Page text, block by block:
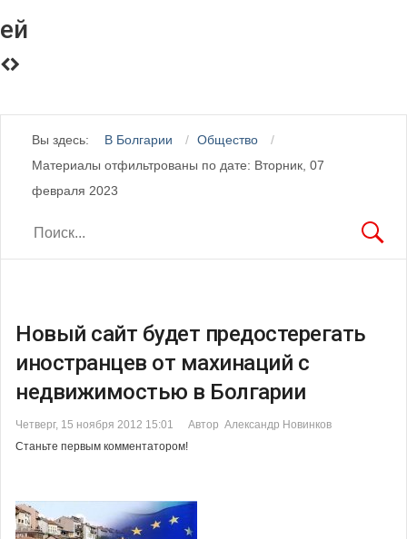
ей
Вы здесь: В Болгарии
Общество
Материалы отфильтрованы по дате: Вторник, 07
февраля 2023
Новый сайт будет предостерегать
иностранцев от махинаций с
недвижимостью в Болгарии
Четверг, 15 ноября 2012 15:01
Автор Александр Новинков
Станьте первым комментатором!